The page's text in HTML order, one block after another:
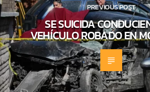
PREVIOUS POST
SE SUICIDA
VEHÍCULO ROBADO EN